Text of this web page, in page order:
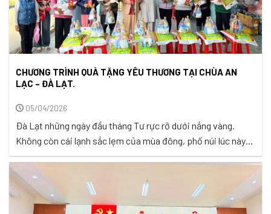
CHƯƠNG TRÌNH QUÀ TẶNG YÊU THƯƠNG TẠI CHÙA AN
LẠC – ĐÀ LẠT.
05/04/2026
Đà Lạt những ngày đầu tháng Tư rực rỡ dưới nắng vàng.
Không còn cái lạnh sắc lẹm của mùa đông, phố núi lúc này
mang một vẻ đẹp dịu dàng với bầu trời cao trong vắt và
những cơn gió mát lành len lỏi qua từng kẽ lá. Giữa không
gian yên ả ấy, ...